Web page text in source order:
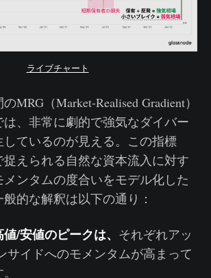
ライブチャート
MRG（Market-Realised Gradient）
、非常に劇的で強気なダイバー
しているのが見える。この指標
えられる自然な資本流入に対す
ンタムの度合いをモデル化した
的な解釈は以下の通り：
/安値のピークは、 それぞれアッ
サイドへのモメンタムが高まって